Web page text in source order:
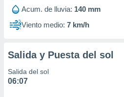
1199
Acum. de lluvia: 140 mm
Viento medio: 7 km/h
Salida y Puesta del sol
Salida del sol
06:07